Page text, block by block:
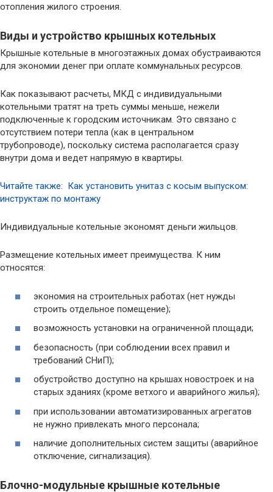
отопления жилого строения.
Виды и устройство крышных котельных
Крышные котельные в многоэтажных домах обустраиваются
для экономии денег при оплате коммунальных ресурсов.
Как показывают расчеты, МКД с индивидуальными
котельными тратят на треть суммы меньше, нежели
подключенные к городским источникам. Это связано с
отсутствием потери тепла (как в центральном
трубопроводе), поскольку система располагается сразу
внутри дома и ведет напрямую в квартиры.
Читайте также: Как установить унитаз с косым выпуском:
инструктаж по монтажу
Индивидуальные котельные экономят деньги жильцов.
Размещение котельных имеет преимущества. К ним
относятся:
экономия на строительных работах (нет нужды
строить отдельное помещение);
возможность установки на ограниченной площади;
безопасность (при соблюдении всех правил и
требований СНиП);
обустройство доступно на крышах новостроек и на
старых зданиях (кроме ветхого и аварийного жилья);
при использовании автоматизированных агрегатов
не нужно привлекать много персонала;
наличие дополнительных систем защиты (аварийное
отключение, сигнализация).
Блочно-модульные крышные котельные